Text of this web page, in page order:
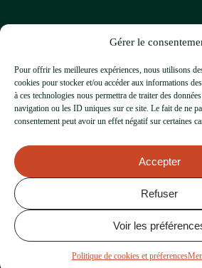
Gérer le
Pour offrir les meilleures expériences, nous utilisons
cookies pour stocker et/ou accéder aux informations
à ces technologies nous permettra de traiter des
navigation ou les ID uniques sur ce site. Le fait de ne
consentement peut avoir un effet négatif sur certaines
Accepter
Refuser
Voir les
Politique de cookies et préferences
MENTIONS LÉGALES